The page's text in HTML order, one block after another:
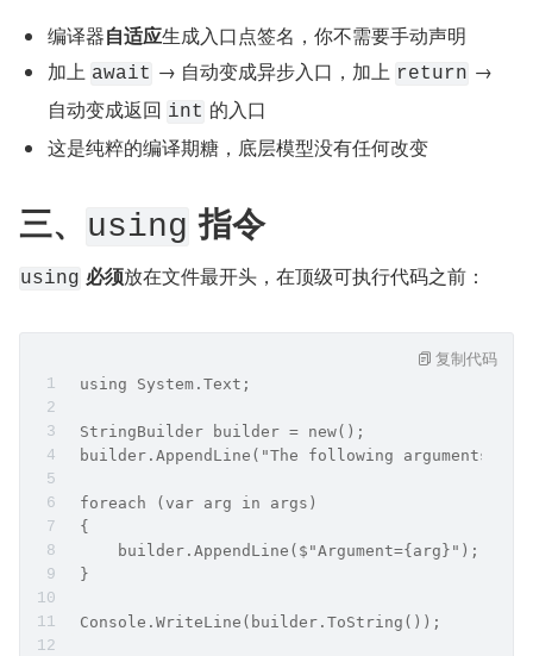
编译器自适应生成入口点签名，你不需要手动声明
加上 await ​ → 自动变成异步入口，加上 return ​ →
自动变成返回 int 的入口
这是纯粹的编译期糖，底层模型没有任何改变
三、 using 指令
using 必须放在文件最开头，在顶级可执行代码之前：
using System.Text;
StringBuilder builder = new();
builder.AppendLine("The following arguments
foreach (var arg in args)
{
     builder.AppendLine($"Argument={arg}");
}
Console.WriteLine(builder.ToString());
复制代码